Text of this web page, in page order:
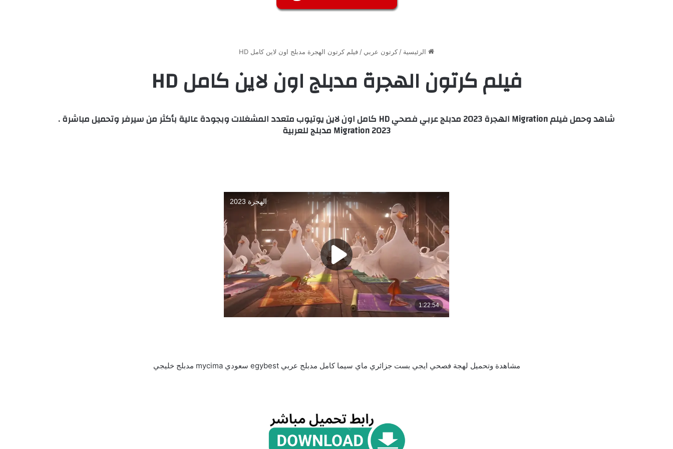
الرئيسية / كرتون عربي / فيلم كرتون الهجرة مدبلج اون لاين كامل HD
فيلم كرتون الهجرة مدبلج اون لاين كامل HD
شاهد وحمل فيلم Migration الهجرة 2023 مدبلج عربي فصحي HD كامل اون لاين يوتيوب متعدد المشغلات وبجودة عالية بأكثر من سيرفر وتحميل مباشرة .
Migration 2023 مدبلج للعربية
مشاهدة وتحميل لهجة فصحي ايجي بست جزائري ماي سيما كامل مدبلج عربي egybest سعودي mycima مدبلج خليجي